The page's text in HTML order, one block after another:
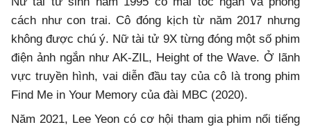
cách như con trai. Cô đóng kịch từ năm 2017 nhưng
không được chú ý. Nữ tài tử 9X từng đóng một số phim
điện ảnh ngắn như AK-ZIL, Height of the Wave. Ở lãnh
vực truyền hình, vai diễn đầu tay của cô là trong phim
Find Me in Your Memory của đài MBC (2020).
Năm 2021, Lee Yeon có cơ hội tham gia phim nổi tiếng